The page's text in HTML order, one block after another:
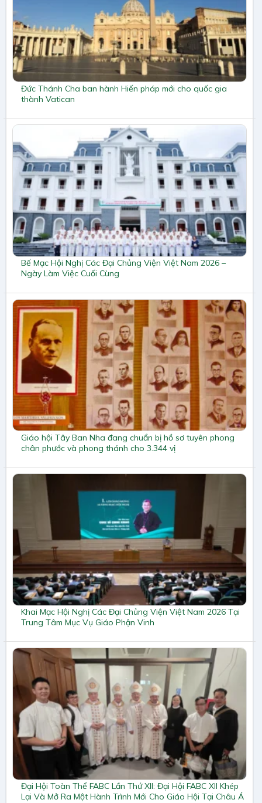
Đức Thánh Cha ban hành Hiến pháp mới cho quốc gia
thành Vatican
Bế Mạc Hội Nghị Các Đại Chủng Viện Việt Nam 2026 –
Ngày Làm Việc Cuối Cùng
Giáo hội Tây Ban Nha đang chuẩn bị hồ sơ tuyên phong
chân phước và phong thánh cho 3.344 vị
Khai Mạc Hội Nghị Các Đại Chủng Viện Việt Nam 2026 Tại
Trung Tâm Mục Vụ Giáo Phận Vinh
Đại Hội Toàn Thể FABC Lần Thứ XII: Đại Hội FABC XII Khép
Lại Và Mở Ra Một Hành Trình Mới Cho Giáo Hội Tại Châu Á